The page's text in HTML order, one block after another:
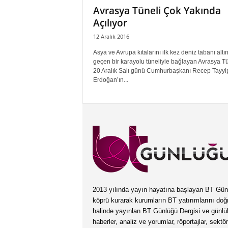
Avrasya Tüneli Çok Yakında
Açılıyor
12 Aralık 2016
Asya ve Avrupa kıtalarını ilk kez deniz tabanı
geçen bir karayolu tüneliyle bağlayan Avrasya
20 Aralık Salı günü Cumhurbaşkanı Recep
Erdoğan’ın...
2013 yılında yayın hayatına başlayan BT
köprü kurarak kurumların BT yatırımlarını
halinde yayınlan BT Günlüğü Dergisi ve
haberler, analiz ve yorumlar, röportajlar,